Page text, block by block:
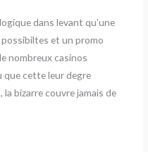
dans levant qu’une
et un promo
nombreux casinos
que cette leur degre
la bizarre couvre jamais de